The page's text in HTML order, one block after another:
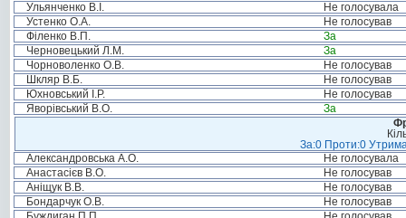
Ульянченко В.І.
Не голосувала
Устенко О.А.
Не голосував
Філенко В.П.
За
Черновецький Л.М.
За
Чорноволенко О.В.
Не голосував
Шкляр В.Б.
Не голосував
Юхновський І.Р.
Не голосував
Яворівський В.О.
За
За:0 Проти:0
Александровська А.О.
Не голосувала
Анастасієв В.О.
Не голосував
Аніщук В.В.
Не голосував
Бондарчук О.В.
Не голосував